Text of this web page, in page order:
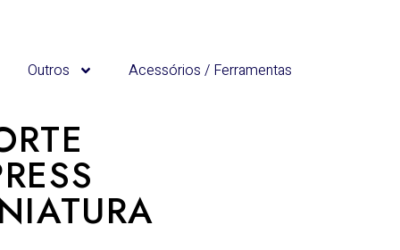
Outros Acessórios / Ferramentas